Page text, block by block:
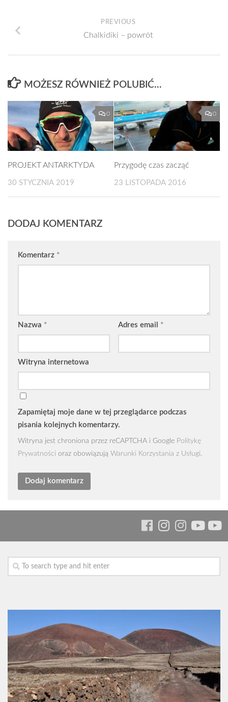
PREVIOUS
Chalkidiki – powrót
MOŻESZ RÓWNIEŻ POLUBIĆ…
0
PROJEKT ANTARKTYDA
30 STYCZNIA 2019
0
Przygodę czas zacząć
23 LISTOPADA 2016
DODAJ KOMENTARZ
Komentarz *
Nazwa * Adres email *
Witryna internetowa
Zapamiętaj moje dane w tej przeglądarce podczas
pisania kolejnych komentarzy.
Witryna jest chroniona przez reCAPTCHA i Google Politykę
Prywatności oraz obowiązują Warunki Korzystania z Usługi.